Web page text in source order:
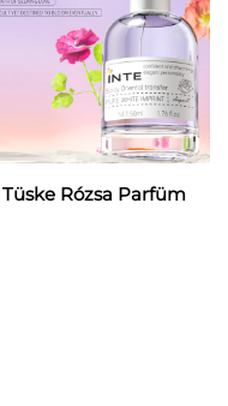
Tüske Rózsa Parfüm